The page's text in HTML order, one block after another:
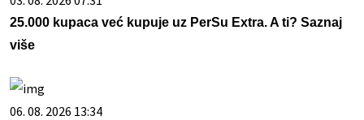
25.000 kupaca već kupuje uz PerSu Extra. A ti? Saznaj
više
06. 08. 2026 13:34